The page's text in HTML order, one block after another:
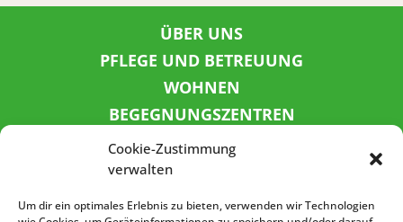
Cookie-Zustimmung
verwalten
Um dir ein optimales Erlebnis zu bieten, verwenden wir Technologien
ÜBER UNS
PFLEGE UND BETREUUNG
WOHNEN
BEGEGNUNGSZENTREN
KINDER UND JUGEND
KONTAKT